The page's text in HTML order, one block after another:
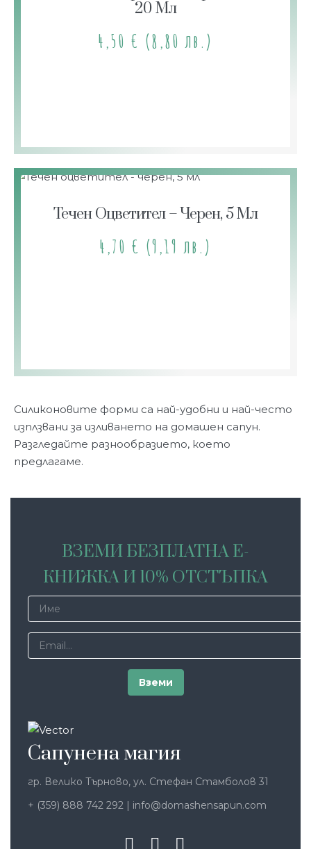
20 Мл
4,50 € (8,80 лв.)
Течен Оцветител – Черен, 5 Мл
4,70 € (9,19 лв.)
Силиконовите форми са най-удобни и най-често
изплзвани за изливането на домашен сапун.
Разгледайте разнообразието, което
предлагаме.
ВЗЕМИ БЕЗПЛАТНА Е-
КНИЖКА И 10% ОТСТЪПКА
Сапунена магия
гр. Велико Търново, ул. Стефан Стамболов 31
+ (359) 888 742 292 | info@domashensapun.com